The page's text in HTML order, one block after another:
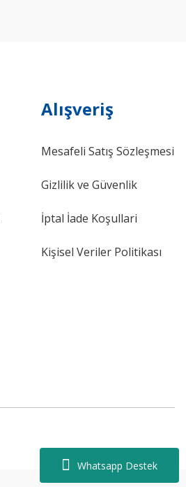
Whatsapp Destek
Alışveriş
Mesafeli Satış Sözleşmesi
Gizlilik ve Güvenlik
İptal İade Koşullari
Kişisel Veriler Politikası